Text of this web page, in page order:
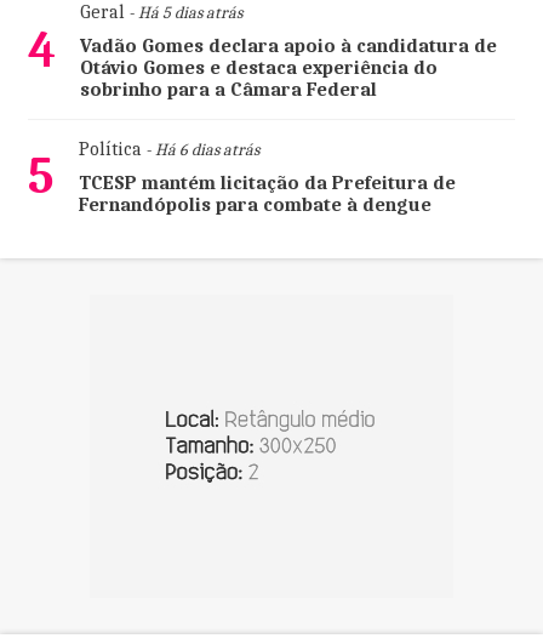
4
Geral- Há 5 dias atrás
Vadão Gomes declara apoio à candidatura de
Otávio Gomes e destaca experiência do
sobrinho para a Câmara Federal
5 Política- Há 6 dias atrás
TCESP mantém licitação da Prefeitura de
Fernandópolis para combate à dengue